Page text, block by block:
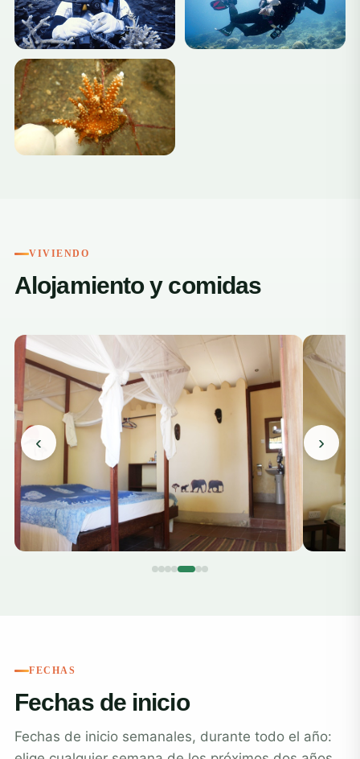
VIVIENDO
Alojamiento y comidas
‹ ›
FECHAS
Fechas de inicio
Fechas de inicio semanales, durante todo el año: